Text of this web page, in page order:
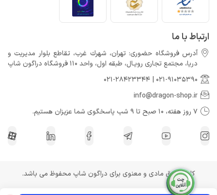
ارتباط با ما
آدرس فروشگاه حضوری: تهران، شهرك غرب، تقاطع بلوار مدیریت و
دريا، مجتمع تجارى رويـال، طبقه اول، واحد 110 فروشگاه دراگون شاپ
021-91035390
021-28423344
info@dragon-shop.ir
7 روز هفته، 10 صبح تا 9 شب پاسخگوی شما عزیزان هستیم.
کلیه حقوق مادی و معنوی برای دراگون شاپ محفوظ می باشد.